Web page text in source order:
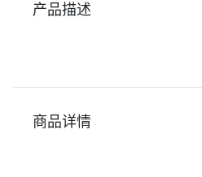
产品描述
商品详情